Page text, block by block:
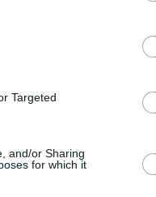
Targeted
and/or Sharing
for which it
βάρος του